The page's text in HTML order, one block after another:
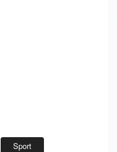
Sport